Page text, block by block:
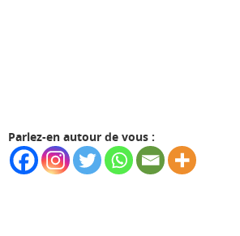
Parlez-en autour de vous :